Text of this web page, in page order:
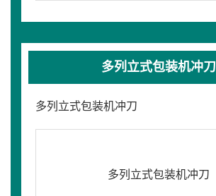
多列立式包装机冲刀
多列立式包装机冲刀
多列立式包装机冲刀